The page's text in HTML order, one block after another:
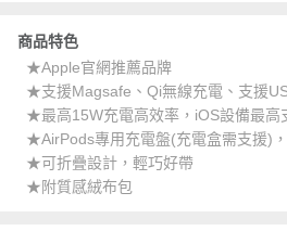
商品特色
★Apple官網推薦品牌
★支援Magsafe、Qi無線充電、支援
★最高15W充電高效率，iOS設備最高
★AirPods專用充電盤(充電盒需支援)
★可折疊設計，輕巧好帶
★附質感絨布包